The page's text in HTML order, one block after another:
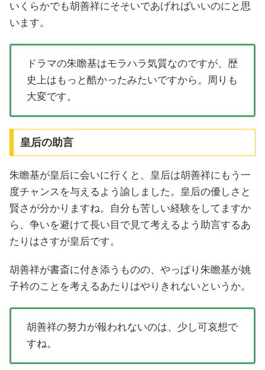
いくらかでも胡善祥にそそいであげればいいのにと思
います。
ドラマの朱瞻基はモラハラ気質なのですが、歴
史上はもっと酷かったみたいですから。周りも
大変です。
皇后の助言
朱瞻基が皇后に会いに行くと、皇后は胡善祥にもう一
度チャンスを与えるよう諭しました。皇后の優しさと
賢さが分かりますね。自分も苦しい経験をしてますか
ら、争いを避けて長い目で見て考えるよう助言するあ
たりはさすが皇后です。
胡善祥が書斎に付き添うものの、やっぱり朱瞻基が姚
子衿のことを考えるあたりはやりきれないというか。
胡善祥の努力が報われないのは、少し可哀想で
すね。